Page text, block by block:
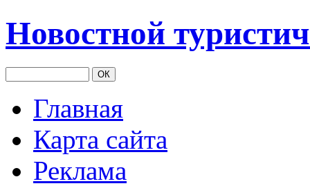
Новостной
Главная
Карта сайта
Реклама